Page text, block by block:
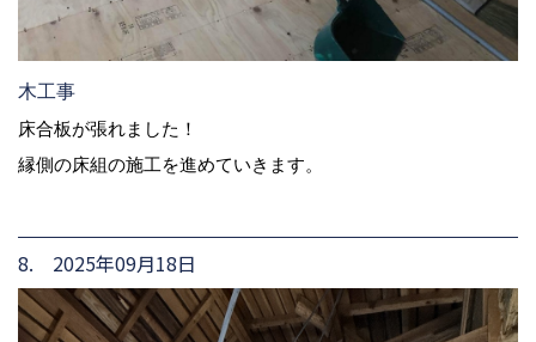
木工事
床合板が張れました！
縁側の床組の施工を進めていきます。
8. 2025年09月18日